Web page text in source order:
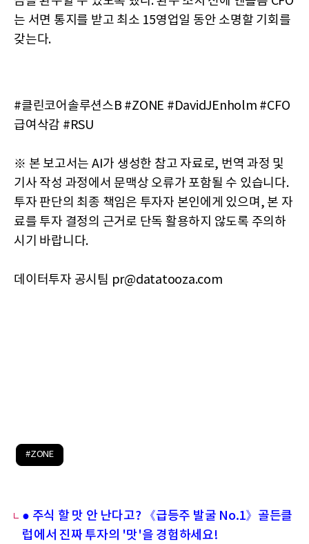
는 서면 통지를 받고 최소 15영업일 동안 소명할 기회를
갖는다.
#클린코어솔루션스B #ZONE #DavidJEnholm #CFO
급여삭감 #RSU
※ 본 보고서는 AI가 생성한 참고 자료로, 번역 과정 및
기사 작성 과정에서 문맥상 오류가 포함될 수 있습니다.
투자 판단의 최종 책임은 투자자 본인에게 있으며, 본 자
료를 투자 결정의 근거로 단독 활용하지 않도록 주의하
시기 바랍니다.
데이터투자 공시팀 pr@datatooza.com
#ZONE
● 주식 할 맛 안 난다고? 《급등주 발굴 No.1》골든클
럽에서 진짜 투자의 '맛'을 경험하세요!